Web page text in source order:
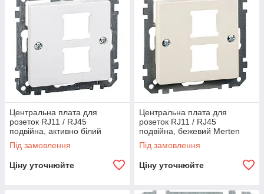
Центральна плата для
розеток RJ11 / RJ45
подвійна, активно білий
Merten System M
Під замовлення
Ціну уточнюйте
Центральна плата для
розеток RJ11 / RJ45
подвійна, бежевий Merten
System M
Під замовлення
Ціну уточнюйте